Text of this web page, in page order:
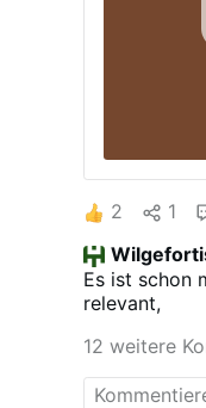
2 1
Es ist schon
relevant,
12 weitere